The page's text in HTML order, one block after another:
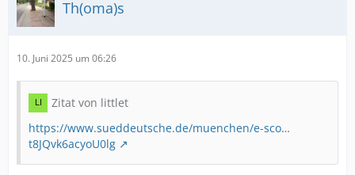
Th(oma)s
10. Juni 2025 um 06:26
Zitat von littlet
https://www.sueddeutsche.de/muenchen/e-sco…
t8JQvk6acyoU0lg